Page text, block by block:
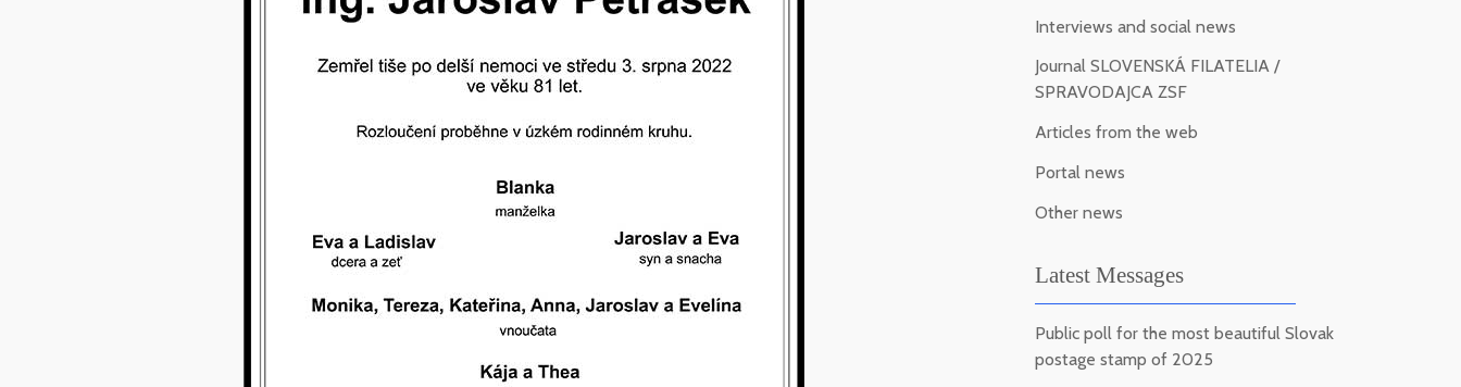
Interviews and social news
Journal SLOVENSKÁ FILATELIA /
SPRAVODAJCA ZSF
Articles from the web
Portal news
Other news
Latest Messages
Public poll for the most beautiful Slovak
postage stamp of 2025